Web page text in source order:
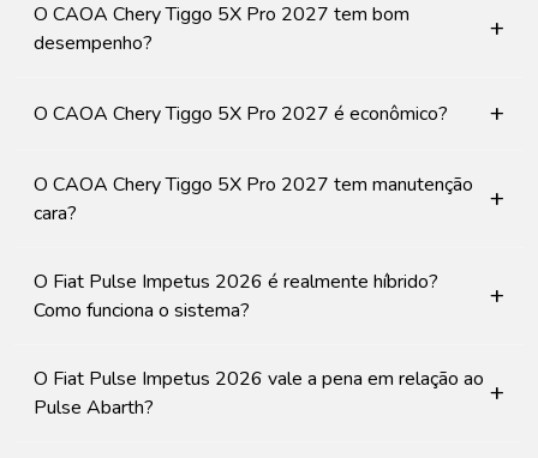
O CAOA Chery Tiggo 5X Pro 2027 tem bom
desempenho?
+
O CAOA Chery Tiggo 5X Pro 2027 é econômico? +
O CAOA Chery Tiggo 5X Pro 2027 tem manutenção
cara?
+
O Fiat Pulse Impetus 2026 é realmente híbrido?
Como funciona o sistema?
+
O Fiat Pulse Impetus 2026 vale a pena em relação ao
Pulse Abarth?
+